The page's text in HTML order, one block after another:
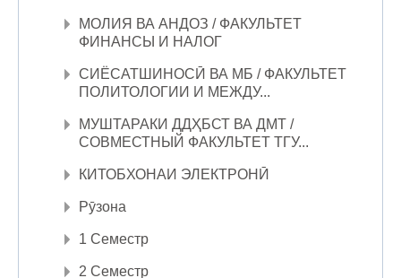
МОЛИЯ ВА АНДОЗ / ФАКУЛЬТЕТ
ФИНАНСЫ И НАЛОГ
СИЁСАТШИНОСӢ ВА МБ / ФАКУЛЬТЕТ
ПОЛИТОЛОГИИ И МЕЖДУ...
МУШТАРАКИ ДДҲБСТ ВА ДМТ /
СОВМЕСТНЫЙ ФАКУЛЬТЕТ ТГУ...
КИТОБХОНАИ ЭЛЕКТРОНӢ
Рӯзона
1 Семестр
2 Семестр